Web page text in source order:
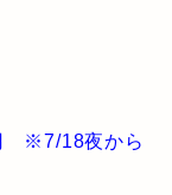
※7/18夜から